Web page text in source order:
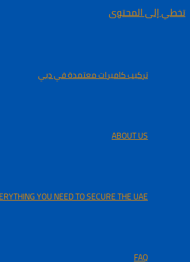
تخطي إلى المحتوى
تركيب كاميرات معتمدة في دبي
ABOUT US
YOU NEED TO SECURE THE UAE
FAQ